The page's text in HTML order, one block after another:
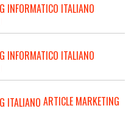
ARTICLE MARKETING